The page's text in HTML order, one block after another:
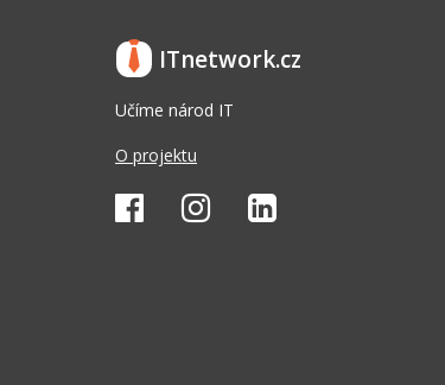
ITnetwork.cz
Učíme národ IT
O projektu